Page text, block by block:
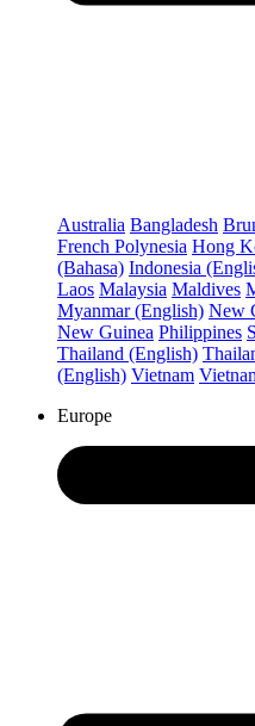
Australia Bangladesh
French Polynesia Hong
(Bahasa) Indonesia
Laos Malaysia Maldives
Myanmar (English) New
New Guinea Philippines
Thailand (English)
(English) Vietnam
Europe